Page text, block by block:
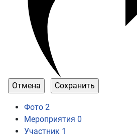
Фото 2
Мероприятия 0
Участник 1